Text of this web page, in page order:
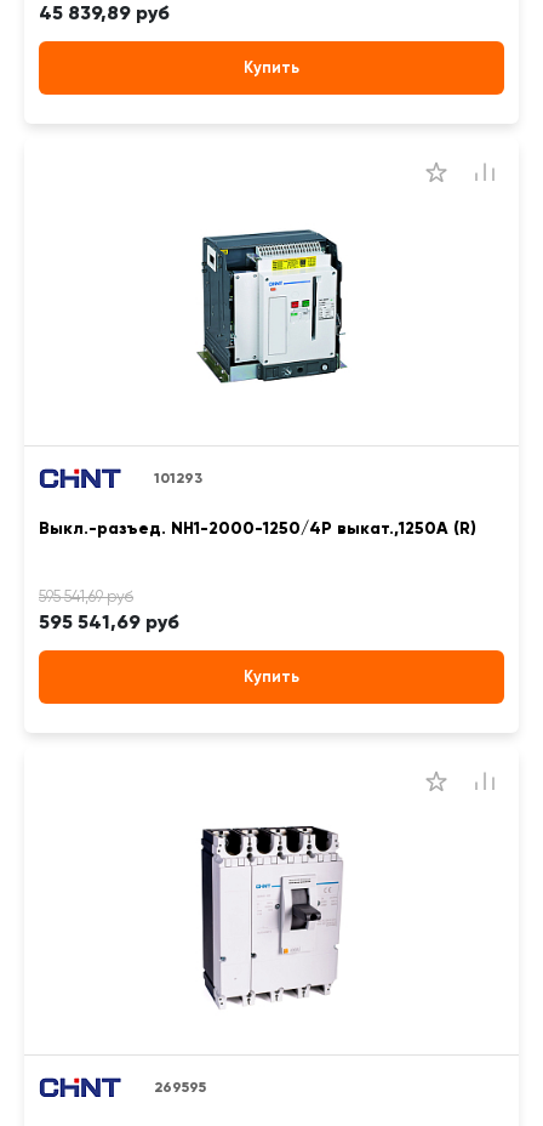
45 839,89 руб
Купить
101293
Выкл.-разъед. NH1-2000-1250/4P выкат.,1250А (R)
595 541,69 руб
Купить
269595